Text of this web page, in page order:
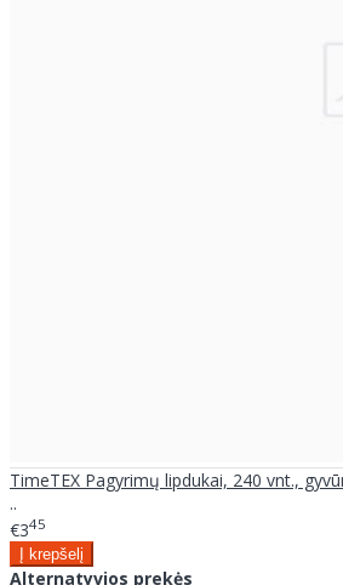
TimeTEX Pagyrimų lipdukai, 240 vnt.,
..
€345
Alternatyvios prekės